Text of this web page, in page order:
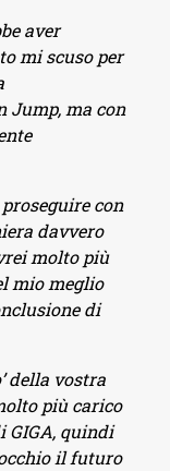
aver
mi scuso per
Jump, ma con
con
davvero
molto più
mio meglio
di
della vostra
più carico
GIGA, quindi
il futuro